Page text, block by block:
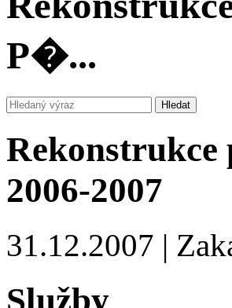
P�...
2006-2007
31.12.2007 |
Služby